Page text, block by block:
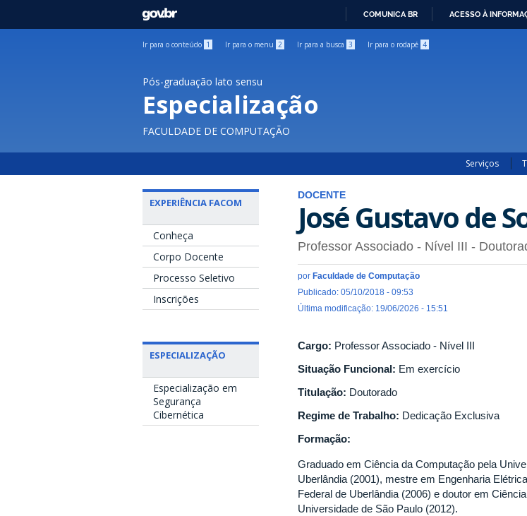
GOVBR
COMUNICA BR ACESSO À
Ir para o conteúdo 1 Ir para o menu 2 Ir para a busca 3 Ir para o rodapé 4
Pós-graduação lato sensu
Especialização
FACULDADE DE COMPUTAÇÃO
Serviços
EXPERIÊNCIA FACOM
Conheça
Corpo Docente
Processo Seletivo
Inscrições
ESPECIALIZAÇÃO
Especialização em
Segurança
Cibernética
DOCENTE
José Gustavo de
Professor Associado - Nível III -
por Faculdade de Computação
Publicado: 05/10/2018 - 09:53
Última modificação: 19/06/2026 - 15:51
Cargo: Professor Associado - Nível III
Situação Funcional: Em exercício
Titulação: Doutorado
Regime de Trabalho: Dedicação Exclusiva
Formação:
Graduado em Ciência da Computação pela
Uberlândia (2001), mestre em Engenharia
Federal de Uberlândia (2006) e doutor em
Universidade de São Paulo (2012).